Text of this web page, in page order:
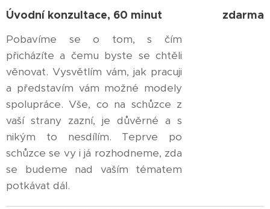
Úvodní konzultace, 60 minut
Pobavíme se o tom, s čím
přicházíte a čemu byste se chtěli
věnovat. Vysvětlím vám, jak pracuji
a představím vám možné modely
spolupráce. Vše, co na schůzce z
vaší strany zazní, je důvěrné a s
nikým to nesdílím. Teprve po
schůzce se vy i já rozhodneme, zda
se budeme nad vaším tématem
potkávat dál.
zdarma